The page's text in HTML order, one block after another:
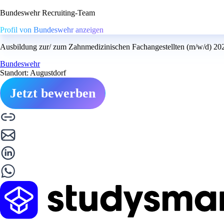
Bundeswehr Recruiting-Team
Profil von Bundeswehr anzeigen
Ausbildung zur/ zum Zahnmedizinischen Fachangestellten (m/w/d)
Bundeswehr
Standort: Augustdorf
Jetzt bewerben